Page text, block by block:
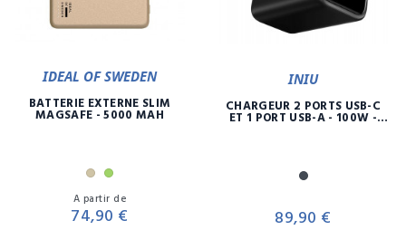
IDEAL OF SWEDEN
BATTERIE EXTERNE SLIM
MAGSAFE - 5000 MAH
OrVert
A partir de
74,90 €
INIU
CHARGEUR 2 PORTS USB-C
ET 1 PORT USB-A - 100W -
Noir
89,90 €